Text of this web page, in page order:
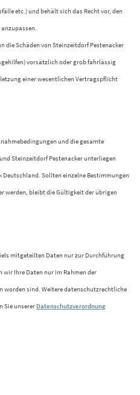
etc.) und behält sich das Recht vor, den
die Schäden von Steinzeitdorf Pestenacker
vorsätzlich oder grob fahrlässig
einer wesentlichen Vertragspflicht
und die gesamte
Steinzeitdorf Pestenacker unterliegen
Sollten einzelne Bestimmungen
werden, bleibt die Gültigkeit der übrigen
mitgeteilten Daten nur zur Durchführung
wir Ihre Daten nur im Rahmen der
sind. Weitere datenschutzrechtliche
Sie unserer Datenschutzverordnung